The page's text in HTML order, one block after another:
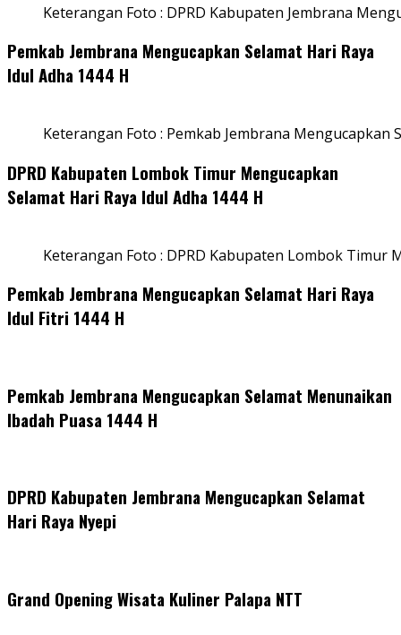
Keterangan Foto : DPRD Kabupaten Jembrana
Pemkab Jembrana Mengucapkan Selamat Hari Raya
Idul Adha 1444 H
Keterangan Foto : Pemkab Jembrana Mengucapkan
DPRD Kabupaten Lombok Timur Mengucapkan
Selamat Hari Raya Idul Adha 1444 H
Keterangan Foto : DPRD Kabupaten Lombok Timur
Pemkab Jembrana Mengucapkan Selamat Hari Raya
Idul Fitri 1444 H
Pemkab Jembrana Mengucapkan Selamat Menunaikan
Ibadah Puasa 1444 H
DPRD Kabupaten Jembrana Mengucapkan Selamat
Hari Raya Nyepi
Grand Opening Wisata Kuliner Palapa NTT